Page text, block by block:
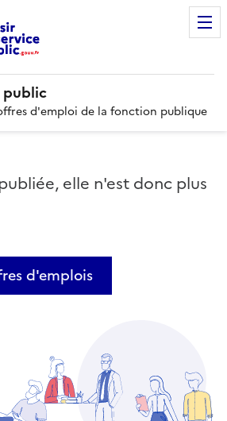
public
d'emploi de la fonction publique
elle n'est donc plus
d'emplois